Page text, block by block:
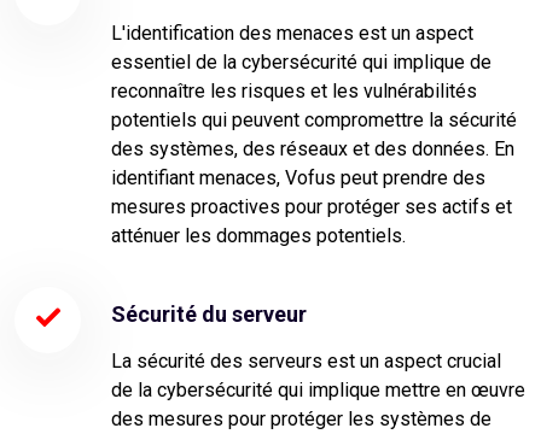
L'identification des menaces est un aspect
essentiel de la cybersécurité qui implique de
reconnaître les risques et les vulnérabilités
potentiels qui peuvent compromettre la sécurité
des systèmes, des réseaux et des données. En
identifiant menaces, Vofus peut prendre des
mesures proactives pour protéger ses actifs et
atténuer les dommages potentiels.
Sécurité du serveur
La sécurité des serveurs est un aspect crucial
de la cybersécurité qui implique mettre en œuvre
des mesures pour protéger les systèmes de